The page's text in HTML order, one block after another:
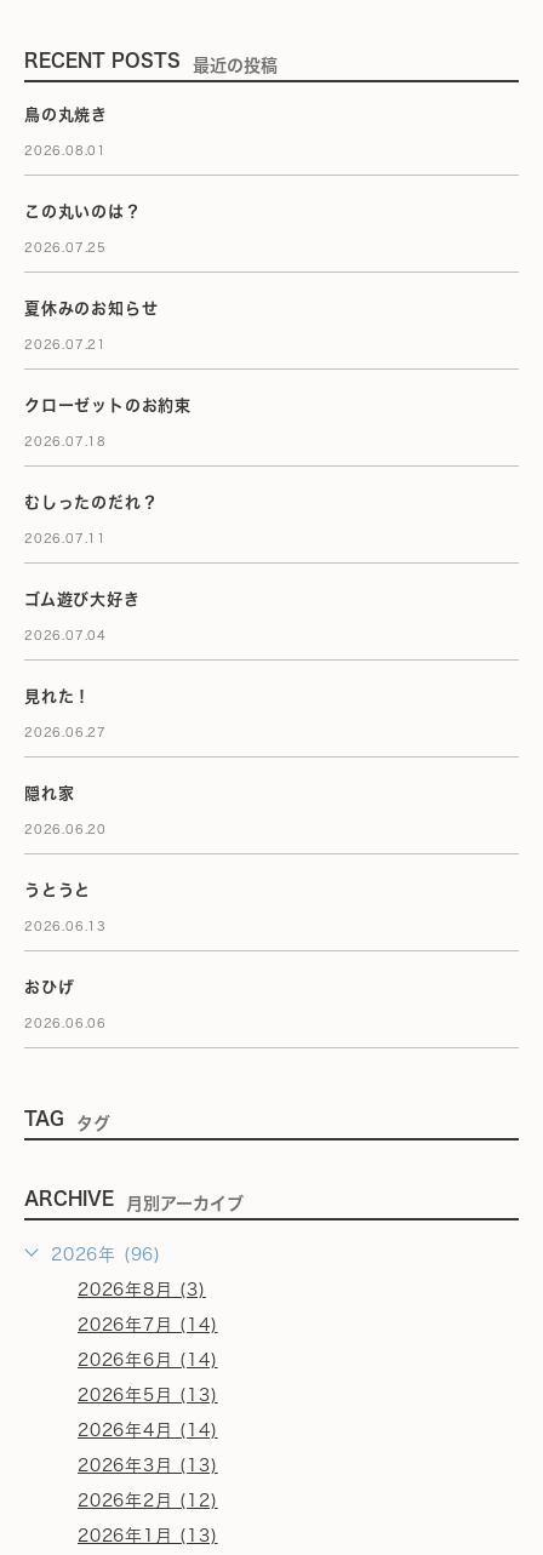
RECENT POSTS 最近の投稿
鳥の丸焼き
2026.08.01
この丸いのは？
2026.07.25
夏休みのお知らせ
2026.07.21
クローゼットのお約束
2026.07.18
むしったのだれ？
2026.07.11
ゴム遊び大好き
2026.07.04
見れた！
2026.06.27
隠れ家
2026.06.20
うとうと
2026.06.13
おひげ
2026.06.06
TAG タグ
ARCHIVE 月別アーカイブ
2026年 (96)
2026年8月 (3)
2026年7月 (14)
2026年6月 (14)
2026年5月 (13)
2026年4月 (14)
2026年3月 (13)
2026年2月 (12)
2026年1月 (13)